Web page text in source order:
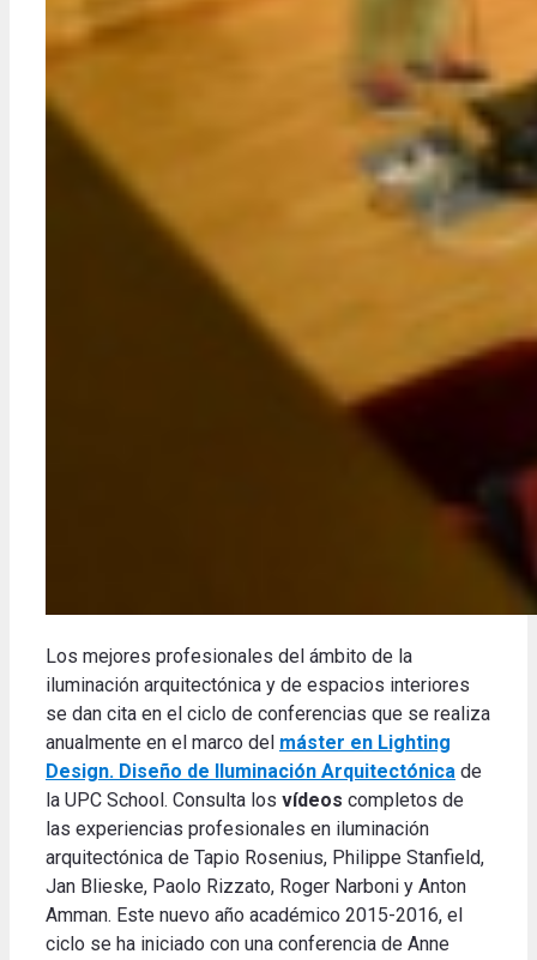
Los mejores profesionales del ámbito de la
iluminación arquitectónica y de espacios interiores
se dan cita en el ciclo de conferencias que se realiza
anualmente en el marco del máster en Lighting
Design. Diseño de Iluminación Arquitectónica de
la UPC School. Consulta los vídeos completos de
las experiencias profesionales en iluminación
arquitectónica de Tapio Rosenius, Philippe Stanfield,
Jan Blieske, Paolo Rizzato, Roger Narboni y Anton
Amman. Este nuevo año académico 2015-2016, el
ciclo se ha iniciado con una conferencia de Anne